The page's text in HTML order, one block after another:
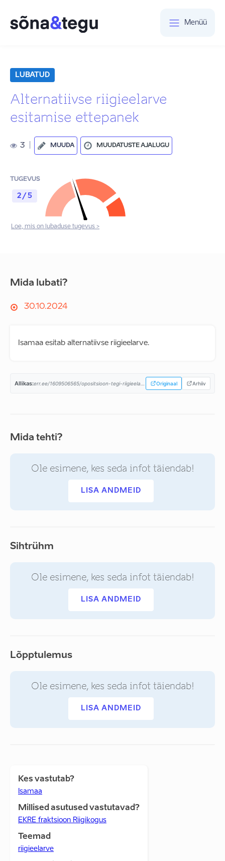
Menüü
LUBATUD
Alternatiivse riigieelarve
esitamise ettepanek
3 MUUDA MUUDATUSTE AJALUGU
TUGEVUS
2 / 5
Loe, mis on lubaduse tugevus >
Mida lubati?
30.10.2024
Isamaa esitab alternatiivse riigieelarve.
Allikas: Originaal Arhiiv
Mida tehti?
Ole esimene, kes seda infot täiendab!
LISA ANDMEID
Sihtrühm
Ole esimene, kes seda infot täiendab!
LISA ANDMEID
Lõpptulemus
Ole esimene, kes seda infot täiendab!
LISA ANDMEID
Kes vastutab?
Isamaa
Millised asutused vastutavad?
EKRE fraktsioon Riigikogus
Teemad
riigieelarve